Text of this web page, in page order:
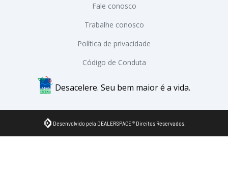
Fale conosco
Trabalhe conosco
Política de privacidade
Código de Conduta
Desacelere. Seu bem maior é a vida.
Desenvolvido pela DEALERSPACE ® Direitos Reservados.